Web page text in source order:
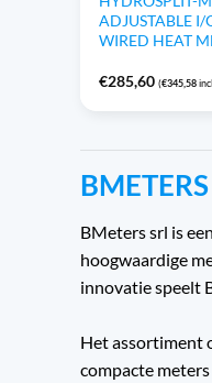
ADJUSTABLE I/
WIRED HEAT
€285,60 (€345,58
BMETERS
BMeters srl is
hoogwaardige
innovatie speelt
Het assortiment
compacte